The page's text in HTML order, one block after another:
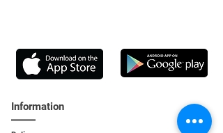
Information